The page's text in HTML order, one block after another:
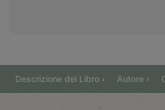
Descrizione del Libro › Autore ›